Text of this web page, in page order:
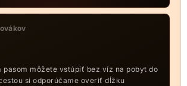
pasom môžete vstúpiť bez víz na pobyt do
si odporúčame overiť dĺžku